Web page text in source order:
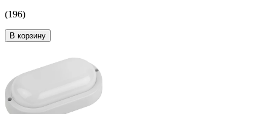
(196)
В корзину